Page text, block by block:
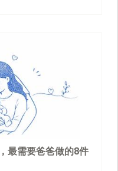
最需要爸爸做的8件